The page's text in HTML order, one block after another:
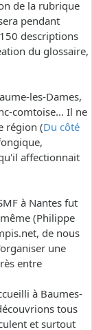
de la rubrique
pendant
descriptions
du glossaire,
les-Dames,
comtoise... Il ne
région (Du côté
affectionnait
à Nantes fut
(Philippe
de nous
une
entre
à Baumes-
tous
et surtout